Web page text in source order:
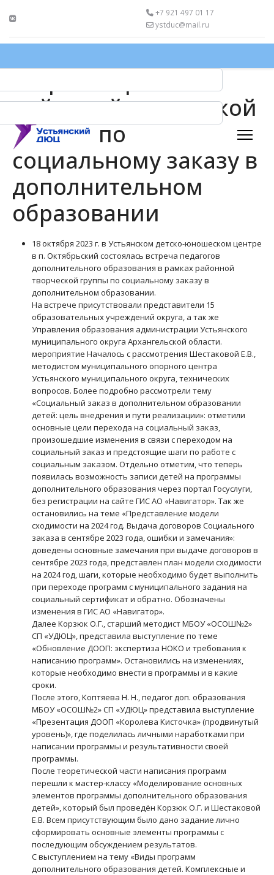
+7 921 497 01 17
ystduc@mail.ru
районной творческой
группы по
социальному заказу в
дополнительном
образовании
18 октября 2023 г. в Устьянском детско-юношеском центре
в п. Октябрьский состоялась встреча педагогов
дополнительного образования в рамках районной
творческой группы по социальному заказу в
дополнительном образовании.
На встрече присутствовали представители 15
образовательных учреждений округа, а так же
Управления образования администрации Устьянского
муниципального округа Архангельской области.
мероприятие Началось с рассмотрения Шестаковой Е.В.,
методистом муниципального опорного центра
Устьянского муниципального округа, технических
вопросов. Более подробно рассмотрели тему
«Социальный заказ в дополнительном образовании
детей: цель внедрения и пути реализации»: отметили
основные цели перехода на социальный заказ,
произошедшие изменения в связи с переходом на
социальный заказ и предстоящие шаги по работе с
социальным заказом. Отдельно отметим, что теперь
появилась возможность записи детей на программы
дополнительного образования через портал Госуслуги,
без регистрации на сайте ГИС АО «Навигатор». Так же
остановились на теме «Представление модели
сходимости на 2024 год. Выдача договоров Социального
заказа в сентябре 2023 года, ошибки и замечания»:
доведены основные замечания при выдаче договоров в
сентябре 2023 года, представлен план модели сходимости
на 2024 год, шаги, которые необходимо будет выполнить
при переходе программ с муниципального задания на
социальный сертификат и обратно. Обозначены
изменения в ГИС АО «Навигатор».
Далее Корзюк О.Г., старший методист МБОУ «ОСОШ№2»
СП «УДЮЦ», представила выступление по теме
«Обновление ДООП: экспертиза НОКО и требования к
написанию программ». Остановились на изменениях,
которые необходимо внести в программы и в какие
сроки.
После этого, Коптяева Н. Н., педагог доп. образования
МБОУ «ОСОШ№2» СП «УДЮЦ» представила выступление
«Презентация ДООП «Королева Кисточка» (продвинутый
уровень)», где поделилась личными наработками при
написании программы и результативности своей
программы.
После теоретической части написания программ
перешли к мастер-классу «Моделирование основных
элементов программы дополнительного образования
детей», который был проведён Корзюк О.Г. и Шестаковой
Е.В. Всем присутствующим было дано задание лично
сформировать основные элементы программы с
последующим обсуждением результатов.
С выступлением на тему «Виды программ
дополнительного образования детей. Комплексные и